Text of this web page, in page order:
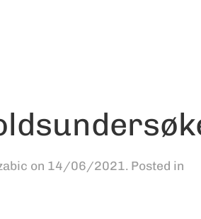
on 14/06/2021. Posted in